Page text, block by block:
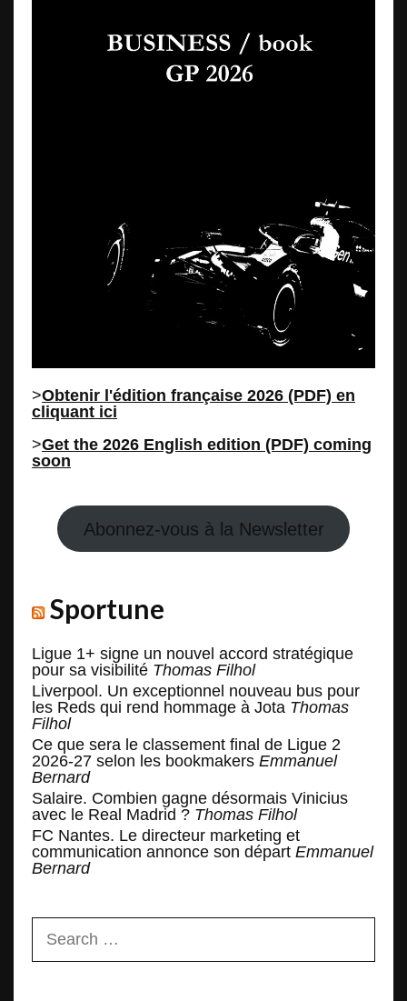
>Obtenir l'édition française 2026 (PDF) en
cliquant ici
>Get the 2026 English edition (PDF) coming
soon
Abonnez-vous à la Newsletter
Sportune
Ligue 1+ signe un nouvel accord stratégique
pour sa visibilité Thomas Filhol
Liverpool. Un exceptionnel nouveau bus pour
les Reds qui rend hommage à Jota Thomas
Filhol
Ce que sera le classement final de Ligue 2
2026-27 selon les bookmakers Emmanuel
Bernard
Salaire. Combien gagne désormais Vinicius
avec le Real Madrid ? Thomas Filhol
FC Nantes. Le directeur marketing et
communication annonce son départ Emmanuel
Bernard
for: